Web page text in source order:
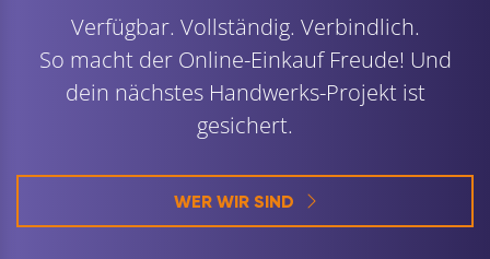
Verfügbar. Vollständig. Verbindlich.
So macht der Online-Einkauf Freude! Und
dein nächstes Handwerks-Projekt ist
gesichert.
WER WIR SIND